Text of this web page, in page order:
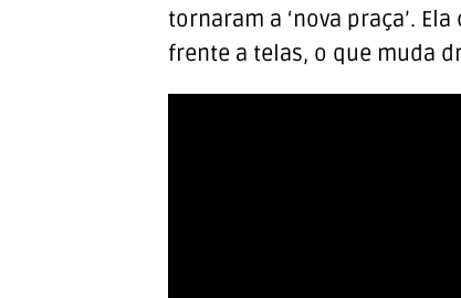
tornaram a ‘nova praça’.
frente a telas, o que muda